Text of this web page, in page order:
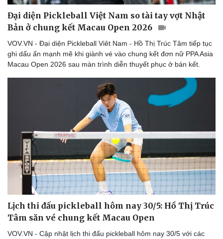
Đại diện Pickleball Việt Nam so tài tay vợt Nhật
Bản ở chung kết Macau Open 2026
VOV.VN - Đại diện Pickleball Viêt Nam - Hồ Thị Trúc Tâm tiếp tục
ghi dấu ấn mạnh mẽ khi giành vé vào chung kết đơn nữ PPA Asia
Macau Open 2026 sau màn trình diễn thuyết phục ở bán kết.
Lịch thi đấu pickleball hôm nay 30/5: Hồ Thị Trúc
Tâm săn vé chung kết Macau Open
VOV.VN - Cập nhật lịch thi đấu pickleball hôm nay 30/5 với các